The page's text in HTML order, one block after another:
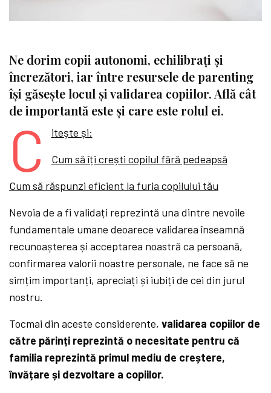
Ne dorim copii autonomi, echilibrați și
încrezători, iar între resursele de parenting
își găsește locul și validarea copiilor. Află cât
de importantă este și care este rolul ei.
C
itește și:
Cum să îți crești copilul fără pedeapsă
Cum să răspunzi eficient la furia copilului tău
Nevoia de a fi validați reprezintă una dintre nevoile
fundamentale umane deoarece validarea înseamnă
recunoașterea și acceptarea noastră ca persoană,
confirmarea valorii noastre personale, ne face să ne
simțim importanți, apreciați și iubiți de cei din jurul
nostru.
Tocmai din aceste considerente,validarea copiilor de
către părinți reprezintă o necesitate pentru că
familia reprezintă primul mediu de creștere,
învățare și dezvoltare a copiilor.